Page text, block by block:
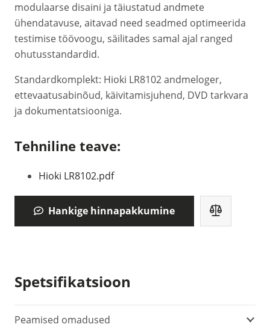
modulaarse disaini ja täiustatud andmete
ühendatavuse, aitavad need seadmed optimeerida
testimise töövoogu, säilitades samal ajal ranged
ohutusstandardid.
Standardkomplekt: Hioki LR8102 andmeloger,
ettevaatusabinõud, käivitamisjuhend, DVD tarkvara
ja dokumentatsiooniga.
Tehniline teave:
Hioki LR8102.pdf
Hankige hinnapakkumine
Spetsifikatsioon
Peamised omadused